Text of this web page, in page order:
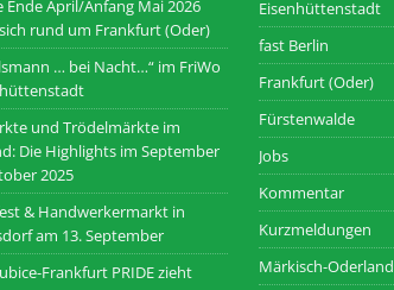
Ende April/Anfang Mai 2026
rund um Frankfurt (Oder)
… bei Nacht…“ im FriWo
und Trödelmärkte im
Die Highlights im September
2025
& Handwerkermarkt in
am 13. September
Frankfurt PRIDE zieht
Eisenhüttenstadt
fast Berlin
Frankfurt (Oder)
Fürstenwalde
Jobs
Kommentar
Kurzmeldungen
Märkisch-Oderland